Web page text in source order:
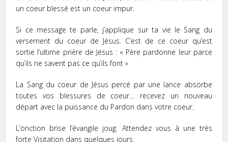
un coeur blessé est un coeur impur.
Si ce message te parle, j’applique sur ta vie le Sang du
versement du coeur de Jésus. C’est de ce coeur qu’est
sortie l’ultime prière de Jésus : « Père pardonne leur parce
qu’ils ne savent pas ce qu’ils font »
La Sang du coeur de Jésus percé par une lance absorbe
toutes vos blessures de coeur… recevez un nouveau
départ avec la puissance du Pardon dans votre coeur.
L’onction brise l’évangile joug. Attendez vous à une très
forte Visitation dans quelques jours.